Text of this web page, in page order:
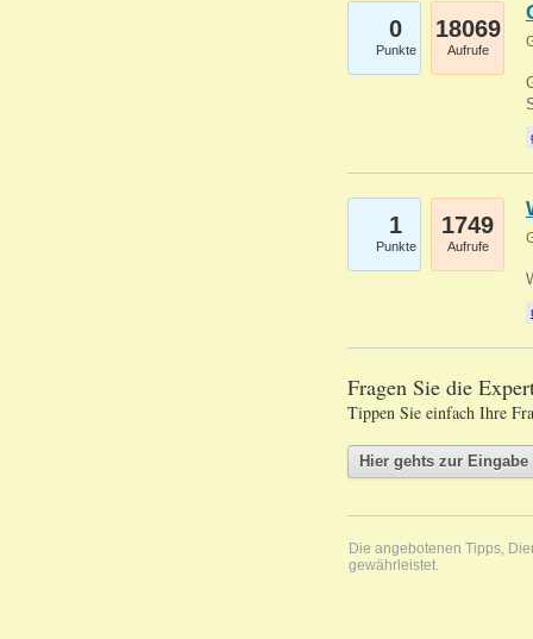
0
Punkte
18069
Aufrufe
1
Punkte
1749
Aufrufe
Fragen Sie die
Tippen Sie einfach Ihre
Die angebotenen Tipps,
gewährleistet.